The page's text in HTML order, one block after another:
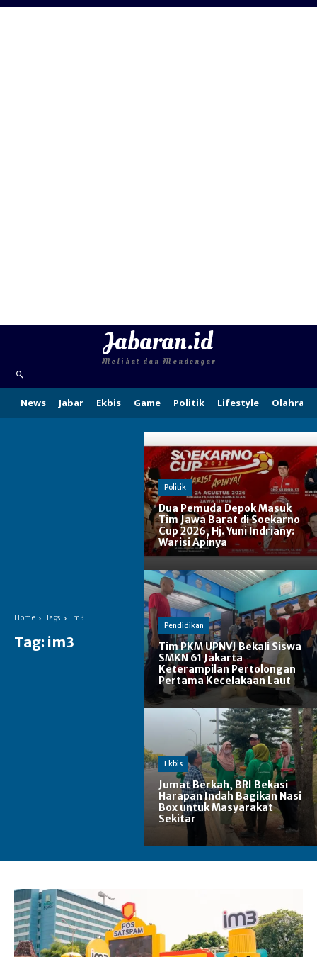
Jabaran.id
Melihat dan Mendengar
News Jabar Ekbis Game Politik Lifestyle Olahraga
Home Tags Im3
Tag: im3
Politik
Dua Pemuda Depok Masuk
Tim Jawa Barat di Soekarno
Cup 2026, Hj. Yuni Indriany:
Warisi Apinya
Pendidikan
Tim PKM UPNVJ Bekali Siswa
SMKN 61 Jakarta
Keterampilan Pertolongan
Pertama Kecelakaan Laut
Ekbis
Jumat Berkah, BRI Bekasi
Harapan Indah Bagikan Nasi
Box untuk Masyarakat
Sekitar